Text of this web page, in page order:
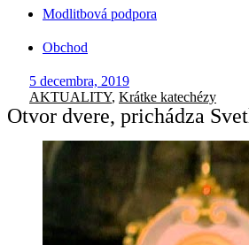
Modlitbová podpora
Obchod
5 decembra, 2019
AKTUALITY, Krátke katechézy
Otvor dvere, prichádza